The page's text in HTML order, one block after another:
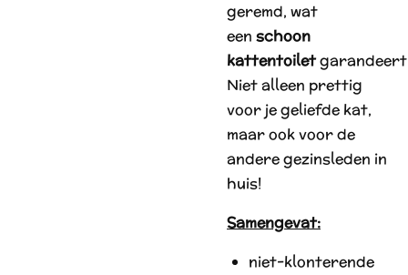
geremd, wat
een schoon
kattentoilet
Niet alleen prettig
voor je geliefde kat,
maar ook voor de
andere gezinsleden in
huis!
Samengevat:
niet-klonterende